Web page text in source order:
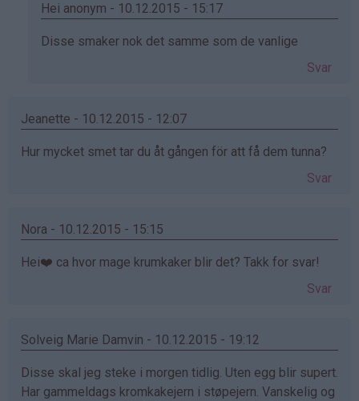
Hei anonym - 10.12.2015 - 15:17
Som
Anonym
bekreftet)
Disse smaker nok det samme som de vanlige
Svar
Jeanette - 10.12.2015 - 12:07
Hur mycket smet tar du åt gången för att få dem tunna?
Svar
Nora - 10.12.2015 - 15:15
Hei❤️ ca hvor mage krumkaker blir det? Takk for svar!
Svar
Solveig Marie Damvin - 10.12.2015 - 19:12
Disse skal jeg steke i morgen tidlig. Uten egg blir supert.
Har gammeldags kromkakejern i støpejern. Vanskelig og